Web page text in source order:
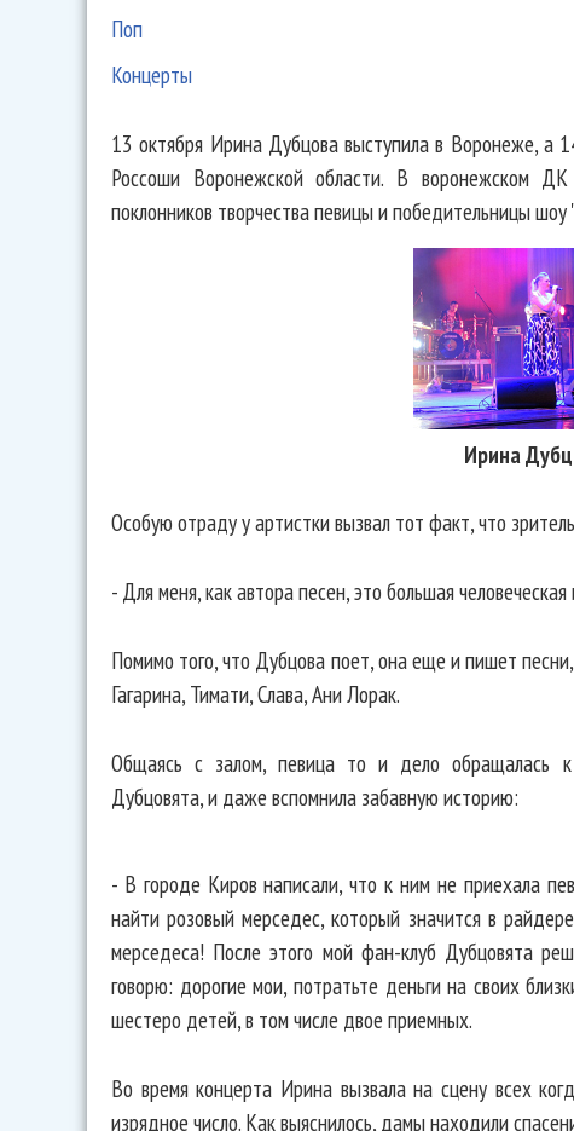
Поп
Концерты
13 октября Ирина Дубцова выступила в Воронеже, а
Россоши Воронежской области. В воронежском
поклонников творчества певицы и победительницы шоу
Ирина
Особую отраду у артистки вызвал тот факт, что
- Для меня, как автора песен, это большая
Помимо того, что Дубцова поет, она еще и пишет
Гагарина, Тимати, Слава, Ани Лорак.
Общаясь с залом, певица то и дело обращалась
Дубцовята, и даже вспомнила забавную историю:
- В городе Киров написали, что к ним не приехала
найти розовый мерседес, который значится в
мерседеса! После этого мой фан-клуб Дубцовята
говорю: дорогие мои, потратьте деньги на своих
шестеро детей, в том числе двое приемных.
Во время концерта Ирина вызвала на сцену всех
изрядное число. Как выяснилось, дамы находили